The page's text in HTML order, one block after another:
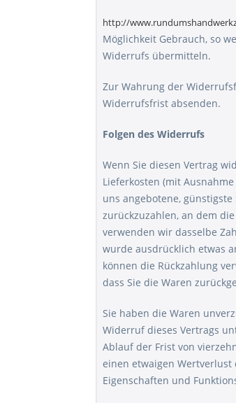
http://
Möglichkeit Gebrauch, so
Widerrufs übermitteln.
Zur Wahrung der
Widerrufsfrist absenden.
Folgen des Widerrufs
Wenn Sie diesen Vertrag
Lieferkosten (mit
uns angebotene,
zurückzuzahlen, an dem
verwenden wir dasselbe
wurde ausdrücklich etwas
können die Rückzahlung
dass Sie die Waren
Sie haben die Waren
Widerruf dieses Vertrags
Ablauf der Frist von
einen etwaigen
Eigenschaften und